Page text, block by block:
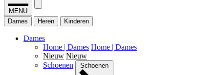
MENU
Dames
Heren Kinderen
Dames
Home | Dames Home | Dames
Nieuw Nieuw
Schoenen
Schoenen